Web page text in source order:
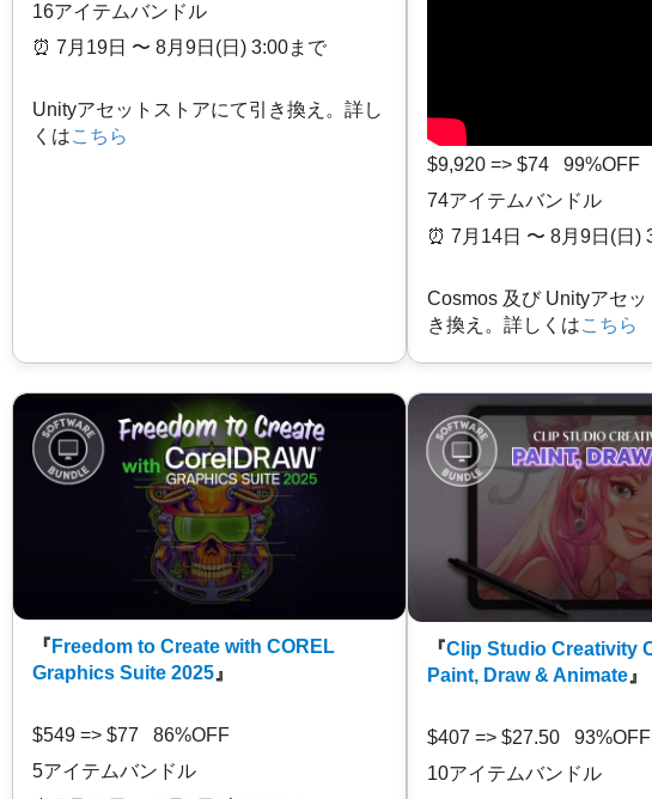
16アイテムバンドル
⏰️ 7月19日 〜 8月9日(日) 3:00まで
Unityアセットストアにて引き換え。詳し
くはこちら
$9,920 => $74 99%OFF
74アイテムバンドル
⏰️ 7月14日 〜 8月9日(日)
Cosmos 及び Unityアセッ
き換え。詳しくはこちら
『 Freedom to Create with COREL
Graphics Suite 2025 』
$549 => $77 86%OFF
5アイテムバンドル
『Clip Studio Creativity
Paint, Draw & Animate 』
$407 => $27.50 93%OFF
10アイテムバンドル